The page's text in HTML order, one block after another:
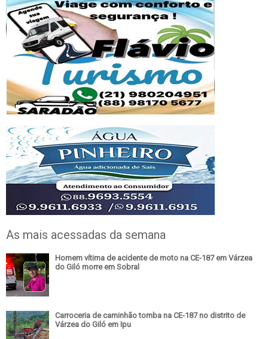
As mais acessadas da semana
Homem vítima de acidente de moto na CE-187 em Várzea
do Giló morre em Sobral
Carroceria de caminhão tomba na CE-187 no distrito de
Várzea do Giló em Ipu